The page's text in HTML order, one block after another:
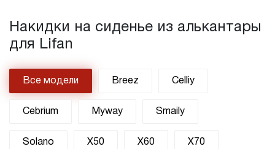
Накидки на сиденье из алькантары
для Lifan
Все модели Breez Celliy
Cebrium Myway Smaily
Solano X50 X60 X70